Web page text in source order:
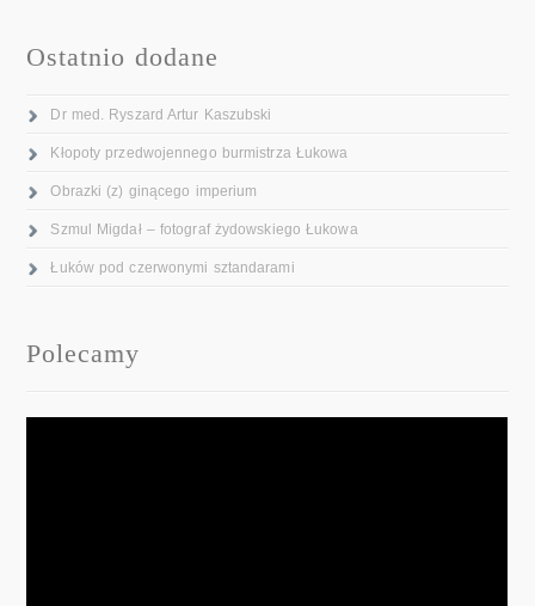
Ostatnio dodane
Dr med. Ryszard Artur Kaszubski
Kłopoty przedwojennego burmistrza Łukowa
Obrazki (z) ginącego imperium
Szmul Migdał – fotograf żydowskiego Łukowa
Łuków pod czerwonymi sztandarami
Polecamy